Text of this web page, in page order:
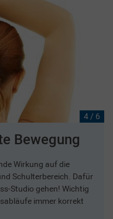
4 / 6
Bewegung
Wirkung auf die
Schulterbereich. Dafür
Studio gehen! Wichtig
immer korrekt